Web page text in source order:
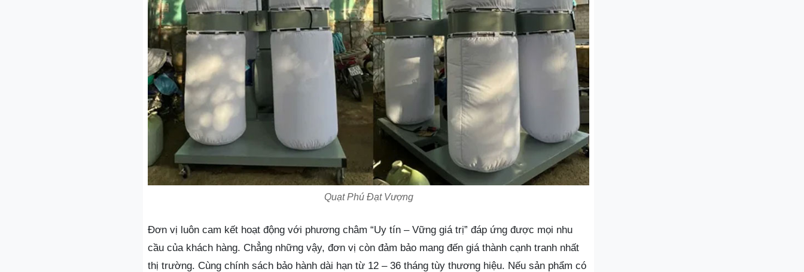
Quạt Phú Đạt Vượng
Đơn vị luôn cam kết hoạt động với phương châm “Uy tín – Vững giá trị” đáp ứng được mọi nhu
cầu của khách hàng. Chẳng những vậy, đơn vị còn đảm bảo mang đến giá thành cạnh tranh nhất
thị trường. Cùng chính sách bảo hành dài hạn từ 12 – 36 tháng tùy thương hiệu. Nếu sản phẩm có